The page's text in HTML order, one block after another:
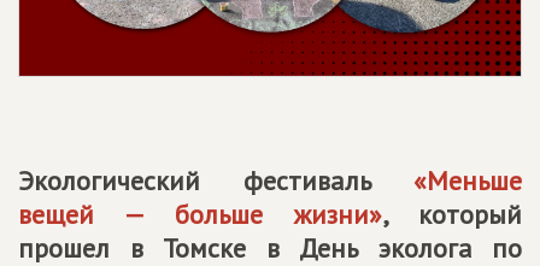
Экологический фестиваль «Меньше
вещей — больше жизни», который
прошел в Томске в День эколога по